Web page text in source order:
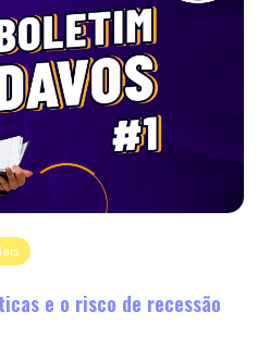
e o risco de recessão